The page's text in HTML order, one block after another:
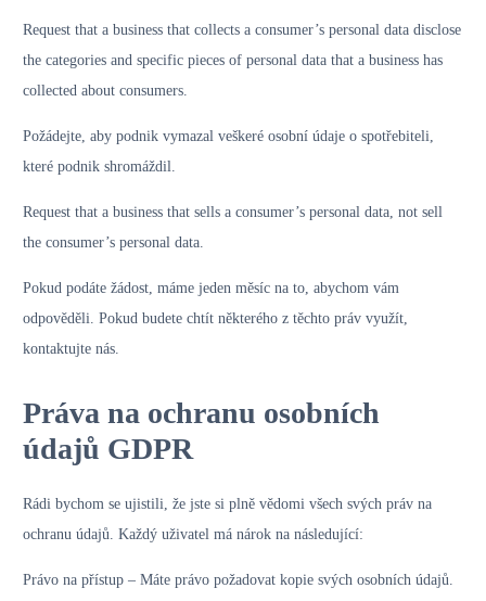
Request that a business that collects a consumer’s personal data disclose
the categories and specific pieces of personal data that a business has
collected about consumers.
Požádejte, aby podnik vymazal veškeré osobní údaje o spotřebiteli,
které podnik shromáždil.
Request that a business that sells a consumer’s personal data, not sell
the consumer’s personal data.
Pokud podáte žádost, máme jeden měsíc na to, abychom vám
odpověděli. Pokud budete chtít některého z těchto práv využít,
kontaktujte nás.
Práva na ochranu osobních
údajů GDPR
Rádi bychom se ujistili, že jste si plně vědomi všech svých práv na
ochranu údajů. Každý uživatel má nárok na následující:
Právo na přístup – Máte právo požadovat kopie svých osobních údajů.